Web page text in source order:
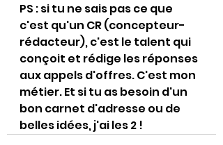
PS : si tu ne sais pas ce que
c'est qu'un CR (concepteur-
rédacteur), c'est le talent qui
conçoit et rédige les réponses
aux appels d'offres. C'est mon
métier. Et si tu as besoin d'un
bon carnet d'adresse ou de
belles idées, j'ai les 2 !